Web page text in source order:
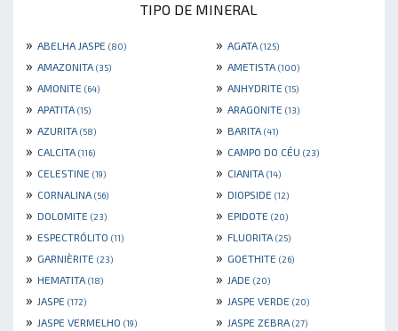
TIPO DE MINERAL
» ABELHA JASPE (80) » AGATA (125)
» AMAZONITA (35) » AMETISTA (100)
» AMONITE (64) » ANHYDRITE (15)
» APATITA (15) » ARAGONITE (13)
» AZURITA (58) » BARITA (41)
» CALCITA (116) » CAMPO DO CÉU (23)
» CELESTINE (19) » CIANITA (14)
» CORNALINA (56) » DIOPSIDE (12)
» DOLOMITE (23) » EPIDOTE (20)
» ESPECTRÓLITO (11) » FLUORITA (25)
» GARNIÈRITE (23) » GOETHITE (26)
» HEMATITA (18) » JADE (20)
» JASPE (172) » JASPE VERDE (20)
» JASPE VERMELHO (19) » JASPE ZEBRA (27)